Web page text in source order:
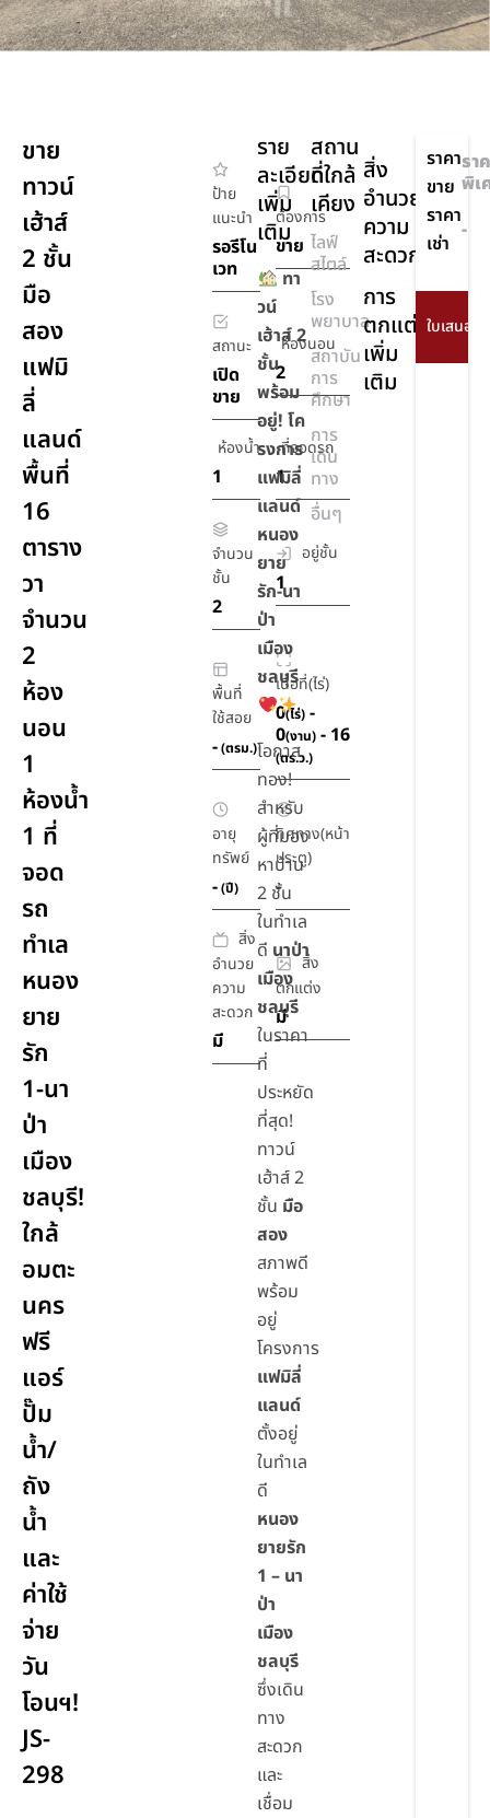
ขาย
ทาวน์
เฮ้าส์
2 ชั้น
มือ
สอง
แฟมิ
ลี่
แลนด์
พื้นที่
16
ตาราง
วา
จำนวน
2
ห้อง
นอน
1
ห้องน้ำ
1 ที่
จอด
รถ
ทำเล
หนอง
ยาย
รัก
1-นา
ป่า
เมือง
ชลบุรี!
ใกล้
อมตะ
นคร
ฟรี
แอร์
ปั๊ม
น้ำ/
ถัง
น้ำ
และ
ค่าใช้
จ่าย
วัน
โอนฯ!
JS-
298
ป้าย
แนะนำ
รอรีโน
เวท
ต้องการ
ขาย
สถานะ
เปิด
ขาย
ห้องนอน
2
ห้องน้ำ
1
ที่จอดรถ
1
จำนวน
ชั้น
2
อยู่ชั้น
1
พื้นที่
ใช้สอย
-(ตรม.)
เนื้อที่(ไร่)
0(ไร่) -
0(งาน) - 16
(ตร.ว.)
อายุ
ทรัพย์
-(ปี)
ทิศทาง(หน้า
ประตู)
-
สิ่ง
อำนวย
ความ
สะดวก
มี
สิ่ง
ตกแต่ง
มี
ราย
ละเอียด
เพิ่ม
เติม
ทา
วน์
เฮ้าส์ 2
ชั้น
พร้อม
อยู่! โค
รงการ
แฟมิลี่
แลนด์
หนอง
ยาย
รัก-นา
ป่า
เมือง
ชลบุรี
โอกาส
ทอง!
สำหรับ
ผู้ที่มอง
หาบ้าน
2 ชั้น
ในทำเล
ดี นาป่า
เมือง
ชลบุรี
ในราคา
ที่
ประหยัด
ที่สุด!
ทาวน์
เฮ้าส์ 2
ชั้น มือ
สอง
สภาพดี
พร้อม
อยู่
โครงการ
แฟมิลี่
แลนด์
ตั้งอยู่
ในทำเล
ดี
หนอง
ยายรัก
1 – นา
ป่า
เมือง
ชลบุรี
ซึ่งเดิน
ทาง
สะดวก
และ
เชื่อม
สถาน
ที่ใกล้
เคียง
ไลฟ์
สไตล์
โรง
พยาบาล
สถาบัน
การ
ศึกษา
การ
เดิน
ทาง
อื่นๆ
สิ่ง
อำนวย
ความ
สะดวก
การ
ตกแต่ง
เพิ่ม
เติม
ราคา
ขาย
รา
พิเ
ราคา
เช่า
-